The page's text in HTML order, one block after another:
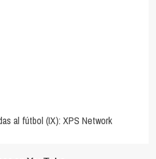
al fútbol (IX): XPS Network